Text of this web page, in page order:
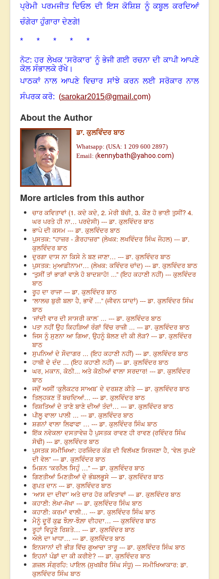
ਪ੍ਰੇਮੀ ਪਰਮਜੀਤ ਦਿਓਲ ਦੀ ਇਸ ਕੋਸ਼ਿਸ਼ ਨੂੰ ਕਬੂਲ ਕਰਦਿਆਂ
ਚੰਗੇਰਾ ਹੁੰਗਾਰਾ ਦੇਣਗੇ!
* * * * *
ਨੋਟ: ਹਰ ਲੇਖਕ ‘ਸਰੋਕਾਰ’ ਨੂੰ ਭੇਜੀ ਗਈ ਰਚਨਾ ਦੀ ਕਾਪੀ ਆਪਣੇ
ਕੋਲ ਸੰਭਾਲਕੇ ਰੱਖੇ।
ਪਾਠਕਾਂ ਨਾਲ ਆਪਣੇ ਵਿਚਾਰ ਸਾਂਝੇ ਕਰਨ ਲਈ ਸਰੋਕਾਰ ਨਾਲ
ਸੰਪਰਕ ਕਰੋ: (sarokar2015@gmail.com)
About the Author
ਡਾ. ਕੁਲਵਿੰਦਰ ਬਾਠ
Whatsapp: (USA: 1 209 600 2897)
Email: (kennybath@yahoo.com)
More articles from this author
ਚਾਰ ਕਵਿਤਾਵਾਂ (1. ਕਦੇ ਕਦੇ, 2. ਮੇਰੀ ਬੱਚੀ, 3. ਕੌਣ ਹੋ ਭਾਈ ਤੁਸੀਂ? 4.
ਘਰ ਪਰਤੇ ਹੀ ਨਾ… ਪਰਦੇਸੀ) --- ਡਾ. ਕੁਲਵਿੰਦਰ ਬਾਠ
ਭਾਪੇ ਦੀ ਕਸਮ --- ਡਾ. ਕੁਲਵਿੰਦਰ ਬਾਠ
ਪੁਸਤਕ: "ਹਾਜ਼ਰ - ਗ਼ੈਰਹਾਜ਼ਰ" (ਲੇਖਕ: ਲਖਵਿੰਦਰ ਸਿੰਘ ਜੌਹਲ) --- ਡਾ.
ਕੁਲਵਿੰਦਰ ਬਾਠ
ਦੁਰਗਾ ਦਾਸ ਨਾ ਕਿਸੇ ਨੇ ਬਣ ਜਾਣਾ… --- ਡਾ. ਕੁਲਵਿੰਦਰ ਬਾਠ
ਪੁਸਤਕ: ਮੁਆਫ਼ੀਨਾਮਾ… (ਲੇਖਕ: ਕਵਿੰਦਰ ਚਾਂਦ) --- ਡਾ. ਕੁਲਵਿੰਦਰ ਬਾਠ
“ਤੁਸੀਂ ਤਾਂ ਭਾਗਾਂ ਵਾਲ਼ੇ ਹੋ ਬਾਦਸ਼ਾਹੋ! ...” (ਇਹ ਕਹਾਣੀ ਨਹੀਂ) --- ਕੁਲਵਿੰਦਰ
ਬਾਠ
ਰੂਹ ਦਾ ਰਾਜਾ --- ਡਾ. ਕੁਲਵਿੰਦਰ ਬਾਠ
“ਲਾਲਚ ਬੁਰੀ ਬਲਾ ਹੈ, ਭਾਵੇਂ …” (ਜੀਵਨ ਯਾਦਾਂ) --- ਡਾ. ਕੁਲਵਿੰਦਰ ਸਿੰਘ
ਬਾਠ
‘ਜਾਂਦੀ ਵਾਰ ਦੀ ਸਾਸਰੀ ਕਾਲ’ ... --- ਡਾ. ਕੁਲਵਿੰਦਰ ਬਾਠ
ਪਤਾ ਨਹੀਂ ਉਹ ਕਿਹੜਿਆਂ ਰੰਗਾਂ ਵਿੱਚ ਰਾਜ਼ੀ ... --- ਡਾ. ਕੁਲਵਿੰਦਰ ਬਾਠ
ਜਿਸ ਨੂੰ ਸੁਣਨਾ ਆ ਗਿਆ, ਉਹਨੂੰ ਬੋਲਣ ਦੀ ਕੀ ਲੋੜ? --- ਡਾ. ਕੁਲਵਿੰਦਰ
ਬਾਠ
ਸੁਪਨਿਆਂ ਦੇ ਸੌਦਾਗਰ ... (ਇਹ ਕਹਾਣੀ ਨਹੀਂ) --- ਡਾ. ਕੁਲਵਿੰਦਰ ਬਾਠ
ਹਾਥੀ ਦੇ ਦੰਦ ... (ਇਹ ਕਹਾਣੀ ਨਹੀਂ) --- ਡਾ. ਕੁਲਵਿੰਦਰ ਬਾਠ
ਘਰ, ਮਕਾਨ, ਕੋਠੀ... ਅਤੇ ਕੋਠੀਆਂ ਵਾਲਾ ਸਰਦਾਰ! --- ਡਾ. ਕੁਲਵਿੰਦਰ
ਬਾਠ
ਜਦੋਂ ਅਸੀਂ ‘ਕੁਲੈਕਟਰ ਸਾਅਬ’ ਦੇ ਦਰਸ਼ਣ ਕੀਤੇ --- ਡਾ. ਕੁਲਵਿੰਦਰ ਬਾਠ
ਤਿਲ੍ਹਕਣ ਤੋਂ ਬਚਦਿਆਂ… --- ਡਾ. ਕੁਲਵਿੰਦਰ ਬਾਠ
ਰਿਸ਼ਤਿਆਂ ਦੇ ਤਾਣੇ ਬਾਣੇ ਦੀਆਂ ਤੰਦਾਂ… --- ਡਾ. ਕੁਲਵਿੰਦਰ ਬਾਠ
ਪੀਲੂ ਵਾਲਾ ਪਾਲੀ ... --- ਡਾ. ਕੁਲਵਿੰਦਰ ਬਾਠ
ਸ਼ਗਨਾਂ ਵਾਲਾ ਲਿਫਾਫਾ … --- ਡਾ. ਕੁਲਵਿੰਦਰ ਸਿੰਘ ਬਾਠ
ਇੱਕ ਨਵੇਕਲਾ ਦਸਤਾਵੇਜ਼ ਹੈ ਪੁਸਤਕ ਰਾਵਣ ਹੀ ਰਾਵਣ (ਰਵਿੰਦਰ ਸਿੰਘ
ਸੋਢੀ) --- ਡਾ. ਕੁਲਵਿੰਦਰ ਬਾਠ
ਪੁਸਤਕ ਸਮੀਖਿਆ: ਹਰਜਿੰਦਰ ਕੰਗ ਦੀ ਵਿਲੱਖਣ ਸਿਰਜਣਾ ਹੈ, “ਵੇਲ ਰੁਪਏ
ਦੀ ਵੇਲ” --- ਡਾ. ਕੁਲਵਿੰਦਰ ਬਾਠ
ਮਿਸ਼ਨ “ਕਰਨੈਲ ਸਿਹੁੰ …” --- ਡਾ. ਕੁਲਵਿੰਦਰ ਬਾਠ
ਗਿਣਤੀਆਂ ਮਿਣਤੀਆਂ ਦੇ ਭੰਬਲਭੂਸੇ --- ਡਾ. ਕੁਲਵਿੰਦਰ ਬਾਠ
ਗੁਪਤ ਦਾਨ --- ਡਾ. ਕੁਲਵਿੰਦਰ ਬਾਠ
‘ਆਸ ਦਾ ਦੀਵਾ’ ਅਤੇ ਚਾਰ ਹੋਰ ਕਵਿਤਾਵਾਂ --- ਡਾ. ਕੁਲਵਿੰਦਰ ਬਾਠ
ਕਹਾਣੀ: ਲੇਖਾ-ਜੋਖਾ --- ਡਾ. ਕੁਲਵਿੰਦਰ ਸਿੰਘ ਬਾਠ
ਕਹਾਣੀ: ਕਰਮਾਂ ਵਾਲੀ… --- ਡਾ. ਕੁਲਵਿੰਦਰ ਸਿੰਘ ਬਾਠ
ਮੈਨੂੰ ਦੂਰੋਂ ਕੁਛ ਝੌਲ਼ਾ-ਝੌਲ਼ਾ ਦੀਹਦਾ… --- ਕੁਲਵਿੰਦਰ ਬਾਠ
ਰੂਹਾਂ ਵਿਹੂਣੇ ਰਿਸ਼ਤੇ… --- ਡਾ. ਕੁਲਵਿੰਦਰ ਬਾਠ
ਔਲੇ ਦਾ ਖਾਧਾ… --- ਡਾ. ਕੁਲਵਿੰਦਰ ਬਾਠ
ਇਨਸਾਨਾਂ ਦੀ ਭੀੜ ਵਿੱਚ ਗੁਆਚਾ ਤਾਰੂ --- ਡਾ. ਕੁਲਵਿੰਦਰ ਸਿੰਘ ਬਾਠ
ਇਹਨਾਂ ਪੰਡਾਂ ਦਾ ਕੀ ਕਰੀਏ? --- ਡਾ. ਕੁਲਵਿੰਦਰ ਬਾਠ
ਗ਼ਜ਼ਲ ਸੰਗ੍ਰਹਿ: ਪਾਇਲ (ਸੁਖਬੀਰ ਸਿੰਘ ਸੰਧੂ) --- ਸਮੀਖਿਆਕਾਰ: ਡਾ.
ਕੁਲਵਿੰਦਰ ਸਿੰਘ ਬਾਠ